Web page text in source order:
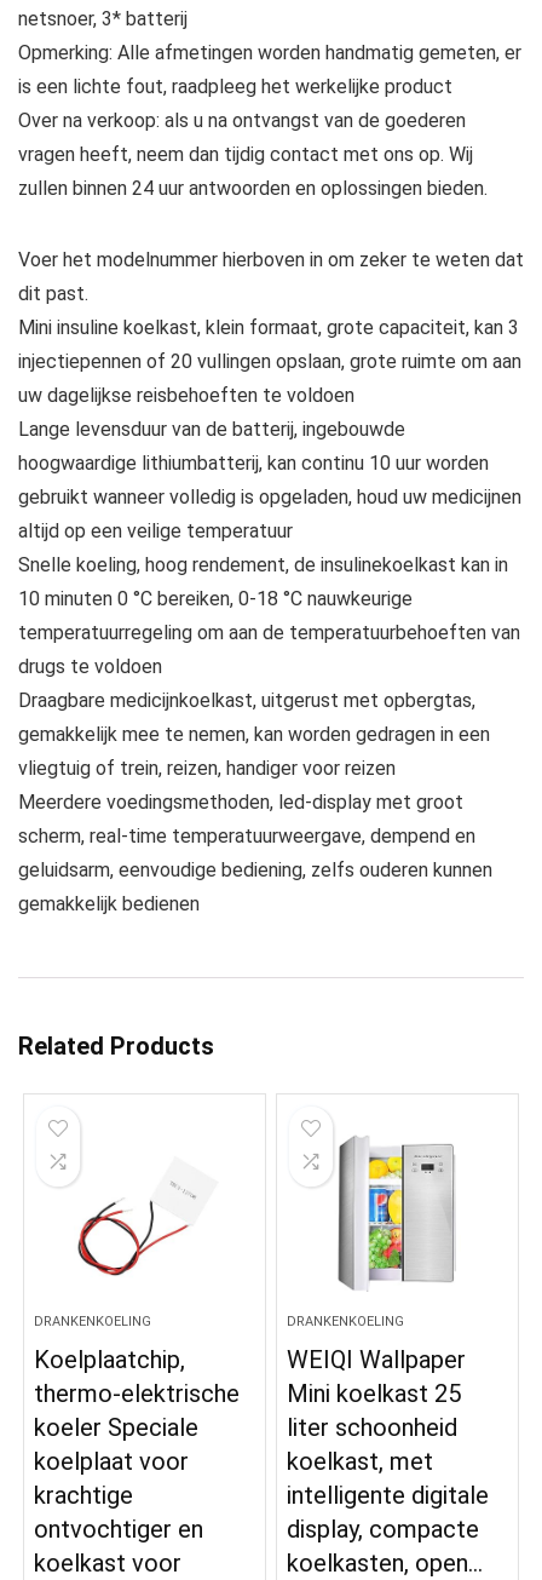
netsnoer, 3* batterij
Opmerking: Alle afmetingen worden handmatig gemeten, er
is een lichte fout, raadpleeg het werkelijke product
Over na verkoop: als u na ontvangst van de goederen
vragen heeft, neem dan tijdig contact met ons op. Wij
zullen binnen 24 uur antwoorden en oplossingen bieden.
Voer het modelnummer hierboven in om zeker te weten dat
dit past.
Mini insuline koelkast, klein formaat, grote capaciteit, kan 3
injectiepennen of 20 vullingen opslaan, grote ruimte om aan
uw dagelijkse reisbehoeften te voldoen
Lange levensduur van de batterij, ingebouwde
hoogwaardige lithiumbatterij, kan continu 10 uur worden
gebruikt wanneer volledig is opgeladen, houd uw medicijnen
altijd op een veilige temperatuur
Snelle koeling, hoog rendement, de insulinekoelkast kan in
10 minuten 0 °C bereiken, 0-18 °C nauwkeurige
temperatuurregeling om aan de temperatuurbehoeften van
drugs te voldoen
Draagbare medicijnkoelkast, uitgerust met opbergtas,
gemakkelijk mee te nemen, kan worden gedragen in een
vliegtuig of trein, reizen, handiger voor reizen
Meerdere voedingsmethoden, led-display met groot
scherm, real-time temperatuurweergave, dempend en
geluidsarm, eenvoudige bediening, zelfs ouderen kunnen
gemakkelijk bedienen
Related Products
DRANKENKOELING
Koelplaatchip,
thermo-elektrische
koeler Speciale
koelplaat voor
krachtige
ontvochtiger en
koelkast voor
DRANKENKOELING
WEIQI Wallpaper
Mini koelkast 25
liter schoonheid
koelkast, met
intelligente digitale
display, compacte
koelkasten, open…